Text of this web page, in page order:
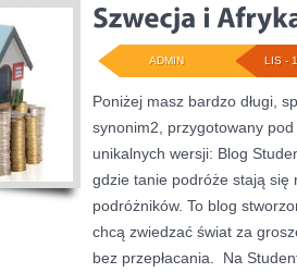
LIS -
ADMIN
Poniżej masz bardzo długi,
synonim2, przygotowany
unikalnych wersji: Blog
gdzie tanie podróże stają się
podróżników. To blog
chcą zwiedzać świat za
bez przepłacania. Na